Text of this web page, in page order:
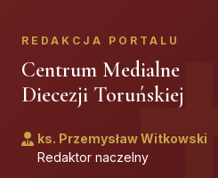
REDAKCJA PORTALU
Centrum Medialne
Diecezji Toruńskiej
ks. Przemysław Witkowski
Redaktor naczelny